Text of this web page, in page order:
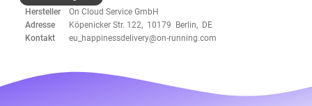
Hersteller
On Cloud Service GmbH
Adresse
Köpenicker Str. 122, 10179 Berlin, DE
Kontakt
eu_happinessdelivery@on-running.com